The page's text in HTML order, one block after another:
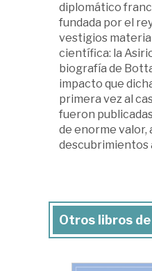
diplomático
fundada por el
vestigios
científica: la
biografía de
impacto que
primera vez al
fueron
de enorme valor,
descubrimientos
Otros libros